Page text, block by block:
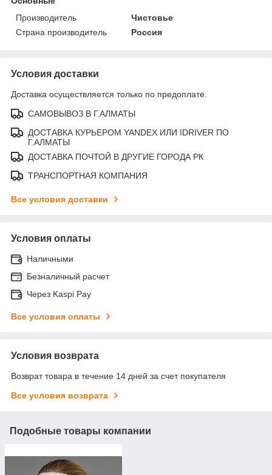
Производитель
Чистовье
Страна производитель
Россия
Условия доставки
Доставка осуществляется только по предоплате.
САМОВЫВОЗ В Г.АЛМАТЫ
ДОСТАВКА КУРЬЕРОМ YANDEX ИЛИ IDRIVER ПО
Г.АЛМАТЫ
ДОСТАВКА ПОЧТОЙ В ДРУГИЕ ГОРОДА РК
ТРАНСПОРТНАЯ КОМПАНИЯ
Все условия доставки
Условия оплаты
Наличными
Безналичный расчет
Через Kaspi Pay
Все условия оплаты
Условия возврата
Возврат товара в течение 14 дней за счет покупателя
Все условия возврата
Подобные товары компании